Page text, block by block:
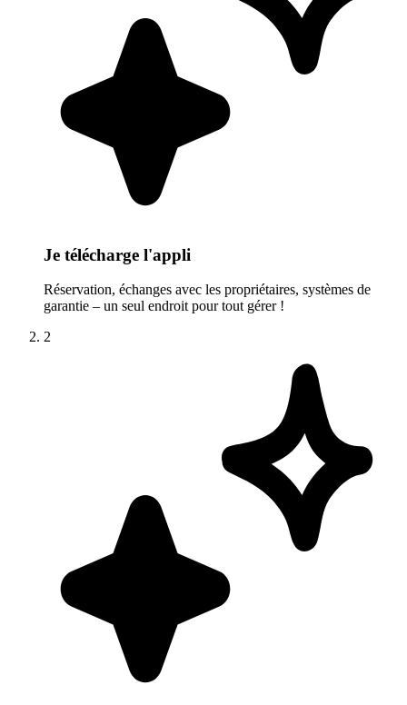
Je télécharge l'appli
Réservation, échanges avec les propriétaires, systèmes de
garantie – un seul endroit pour tout gérer !
2